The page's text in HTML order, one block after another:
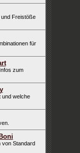
Freistöße
für
zum
und welche
von Standard